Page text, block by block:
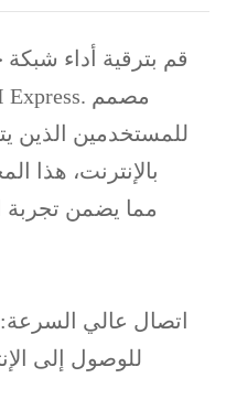
قم بترقية أداء
للمستخدمين الذين
بالإنترنت، هذا
اتصال عالي